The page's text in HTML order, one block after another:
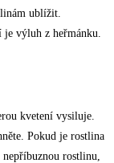
ublížit.
výluh z heřmánku.
kvetení vysiluje.
Pokud je rostlina
rostlinu,